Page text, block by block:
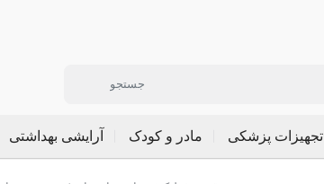
آرایشی بهداشتی مادر و کودک تجهیزات پزشکی